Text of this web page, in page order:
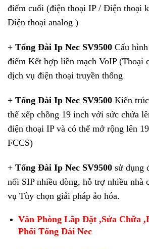
điểm cuối (điện thoại IP / Điện thoại
Điện thoại analog )
+ Tổng Đài Ip Nec SV9500 Cấu
điểm Kết hợp liền mạch VoIP (Thoại
dịch vụ điện thoại truyền thống
+ Tổng Đài Ip Nec SV9500 Kiến
thể xếp chồng 19 inch với sức chứa
điện thoại IP và có thể mở rộng lên
FCCS)
+ Tổng Đài Ip Nec SV9500 sử dụng
nối SIP nhiều dòng, hỗ trợ nhiều nhà
vụ Tùy chọn giải pháp ảo hóa.
Văn Phòng Lắp Đặt ,Sửa Chữa
Phối Tổng Đài Nec